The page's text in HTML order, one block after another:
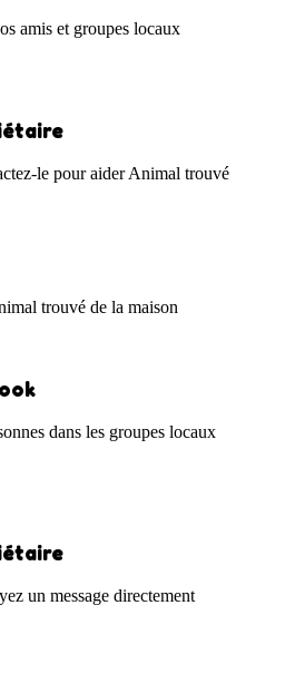
amis et groupes locaux
le pour aider Animal trouvé
trouvé de la maison
dans les groupes locaux
un message directement